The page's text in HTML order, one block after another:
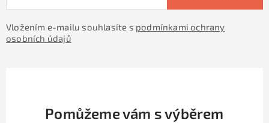
Vložením e-mailu souhlasíte s podmínkami ochrany
osobních údajů
Pomůžeme vám s výběrem